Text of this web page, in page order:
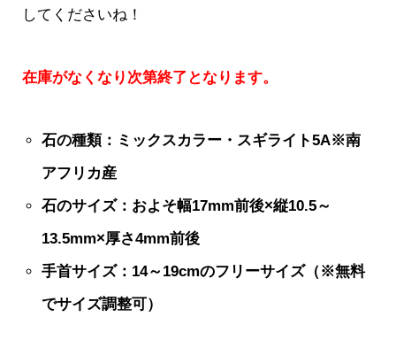
してくださいね！
在庫がなくなり次第終了となります。
石の種類：ミックスカラー・スギライト5A※南
アフリカ産
石のサイズ：およそ幅17mm前後×縦10.5～
13.5mm×厚さ4mm前後
手首サイズ：14～19cmのフリーサイズ（※無料
でサイズ調整可）